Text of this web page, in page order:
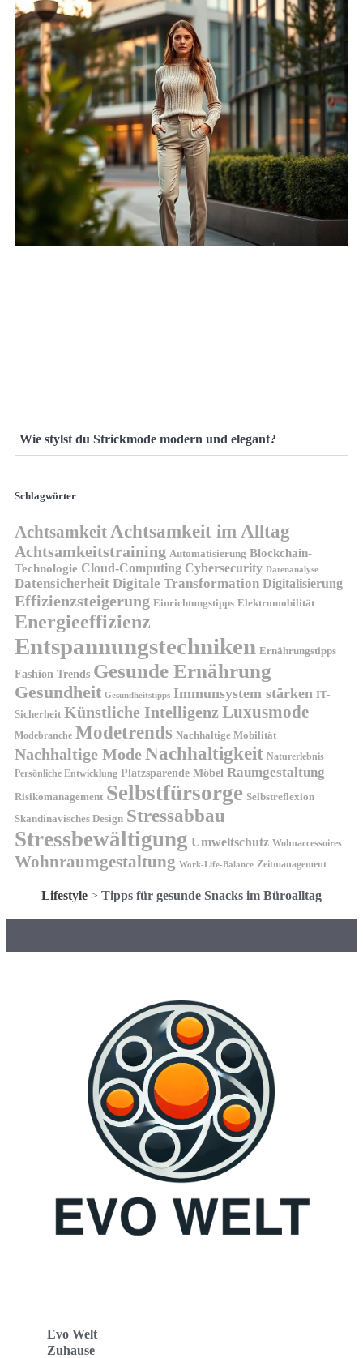
Wie stylst du Strickmode modern und elegant?
Schlagwörter
AchtsamkeitAchtsamkeit im Alltag
Achtsamkeitstraining Automatisierung Blockchain-
Technologie Cloud-Computing Cybersecurity Datenanalyse
Datensicherheit Digitale Transformation Digitalisierung
Effizienzsteigerung Einrichtungstipps Elektromobilität
Energieeffizienz
Entspannungstechniken Ernährungstipps
Fashion Trends Gesunde Ernährung
Gesundheit Gesundheitstipps Immunsystem stärken IT-
Sicherheit Künstliche IntelligenzLuxusmode
Modebranche Modetrends Nachhaltige Mobilität
Nachhaltige ModeNachhaltigkeit Naturerlebnis
Persönliche Entwicklung Platzsparende Möbel Raumgestaltung
Risikomanagement Selbstfürsorge Selbstreflexion
Skandinavisches Design Stressabbau
Stressbewältigung Umweltschutz Wohnaccessoires
Wohnraumgestaltung Work-Life-Balance Zeitmanagement
Lifestyle > Tipps für gesunde Snacks im Büroalltag
Evo Welt
Zuhause